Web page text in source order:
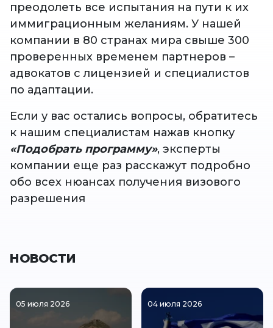
преодолеть все испытания на пути к их
иммиграционным желаниям. У нашей
компании в 80 странах мира свыше 300
проверенных временем партнеров –
адвокатов с лицензией и специалистов
по адаптации.
Если у вас остались вопросы, обратитесь
к нашим специалистам нажав кнопку
«Подобрать программу», эксперты
компании еще раз расскажут подробно
обо всех нюансах получения визового
разрешения
НОВОСТИ
05 июля 2026 04 июля 2026